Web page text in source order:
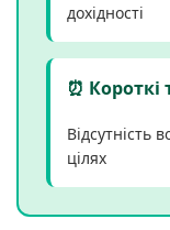
дохідності
⏰ Короткі
Відсутність
цілях